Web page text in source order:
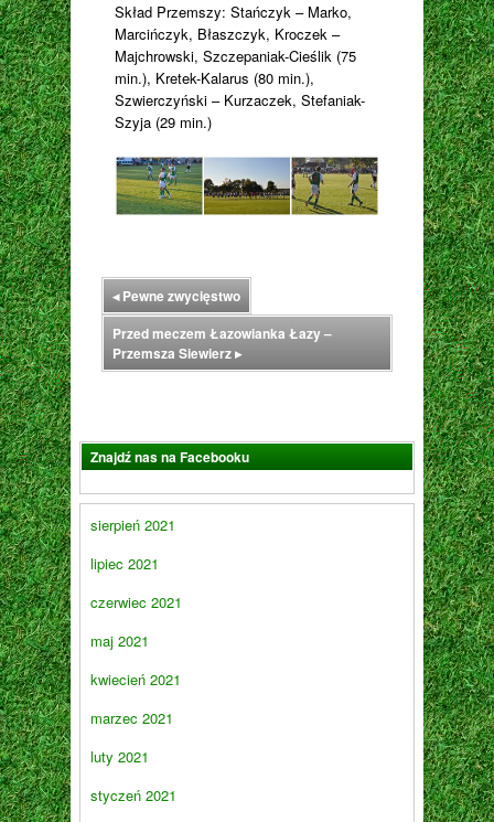
Skład Przemszy: Stańczyk – Marko,
Marcińczyk, Błaszczyk, Kroczek –
Majchrowski, Szczepaniak-Cieślik (75
min.), Kretek-Kalarus (80 min.),
Szwierczyński – Kurzaczek, Stefaniak-
Szyja (29 min.)
◂Pewne zwycięstwo
Przed meczem Łazowianka Łazy –
Przemsza Siewierz▸
Znajdź nas na Facebooku
sierpień 2021
lipiec 2021
czerwiec 2021
maj 2021
kwiecień 2021
marzec 2021
luty 2021
styczeń 2021